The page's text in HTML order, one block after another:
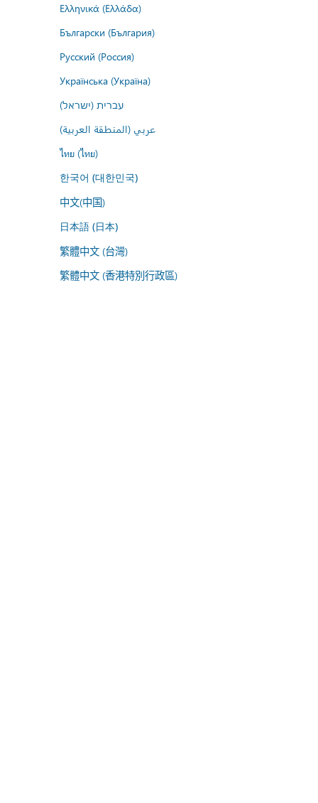
Ελληνικά (Ελλάδα)
Български (България)
Русский (Россия)
Українська (Україна)
עברית (ישראל)
عربي (المنطقة العربية)
ไทย (ไทย)
한국어 (대한민국)
中文(中国)
日本語 (日本)
繁體中文 (台灣)
繁體中文 (香港特別行政區)